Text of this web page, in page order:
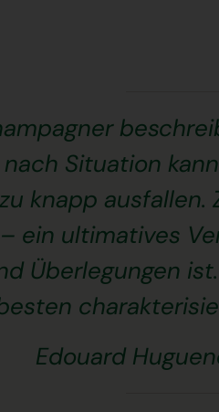
Situation
knapp ausfallen.
ein ultimatives
Überlegungen
Edouard